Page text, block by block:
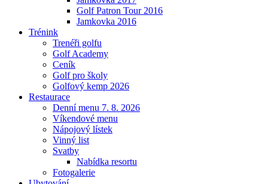
Golf Patron Tour 2016
Jamkovka 2016
Trénink
Trenéři golfu
Golf Academy
Ceník
Golf pro školy
Golfový kemp 2026
Restaurace
Denní menu 7. 8. 2026
Víkendové menu
Nápojový lístek
Vinný list
Svatby
Nabídka resortu
Fotogalerie